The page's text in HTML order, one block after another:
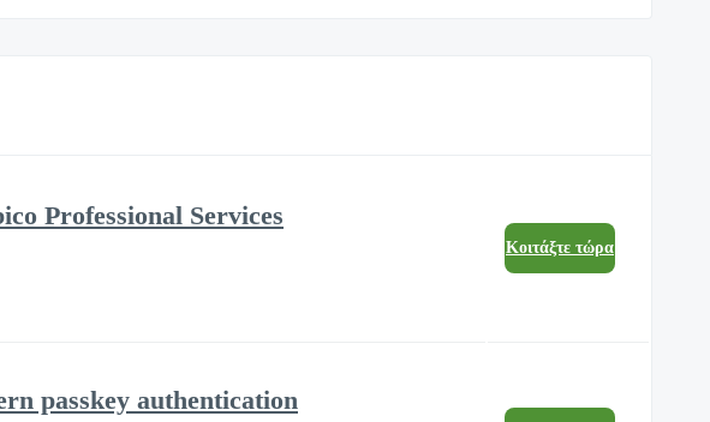
Professional Services
Κοιτάξτε τώρα
passkey authentication